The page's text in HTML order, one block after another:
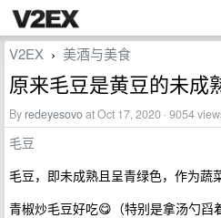
V2EX › 美酒与美食
原来毛豆是黄豆的未成
By redeyesovoat Oct 17, 2020 · 9054
毛豆
毛豆，即未成熟且呈青绿色，作为蔬
青椒炒毛豆好吃😋（特别是拿汤勺舀